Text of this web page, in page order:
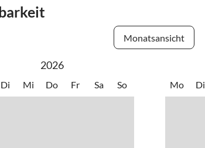
Buchung per Busunternehmen ist auch möglich.
Monatsansicht
2026
Di Mi Do Fr Sa So Mo Di